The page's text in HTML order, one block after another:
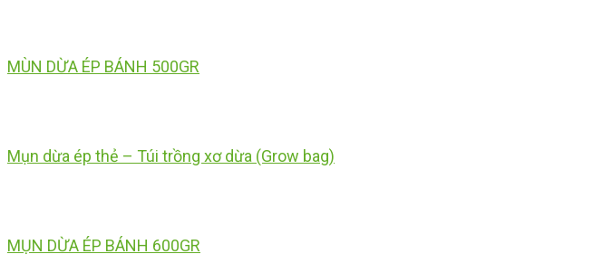
MÙN DỪA ÉP BÁNH 500GR
Mụn dừa ép thẻ – Túi trồng xơ dừa (Grow bag)
MỤN DỪA ÉP BÁNH 600GR